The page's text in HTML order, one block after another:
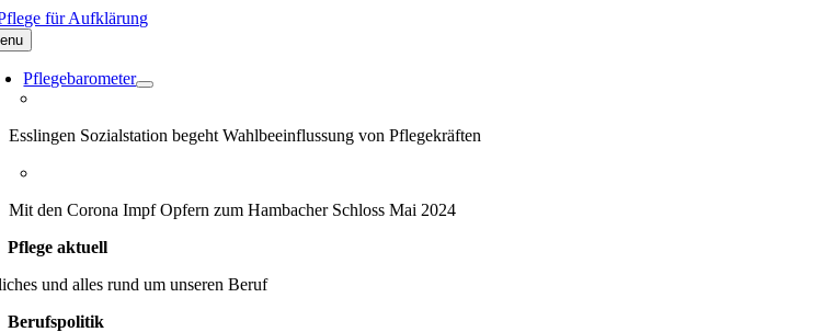
Zum
Inhalt
springen
Pflegebarometer
Esslingen Sozialstation begeht Wahlbeeinflussung von Pflegekräften
Mit den Corona Impf Opfern zum Hambacher Schloss Mai 2024
Pflege aktuell
und alles rund um unseren Beruf
Berufspolitik